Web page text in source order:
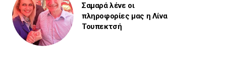
Σαμαρά λένε οι
πληροφορίες μας η Λίνα
Τουπεκτσή